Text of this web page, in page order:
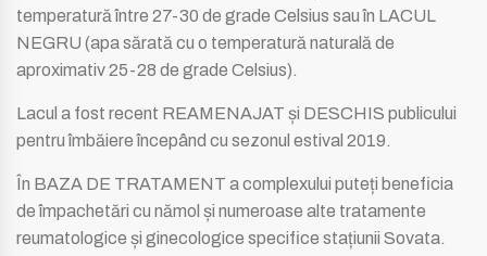
temperatură între 27-30 de grade Celsius sau în LACUL
NEGRU (apa sărată cu o temperatură naturală de
aproximativ 25-28 de grade Celsius).
Lacul a fost recent REAMENAJAT și DESCHIS publicului
pentru îmbăiere începând cu sezonul estival 2019.
În BAZA DE TRATAMENT a complexului puteți beneficia
de împachetări cu nămol și numeroase alte tratamente
reumatologice și ginecologice specifice stațiunii Sovata.